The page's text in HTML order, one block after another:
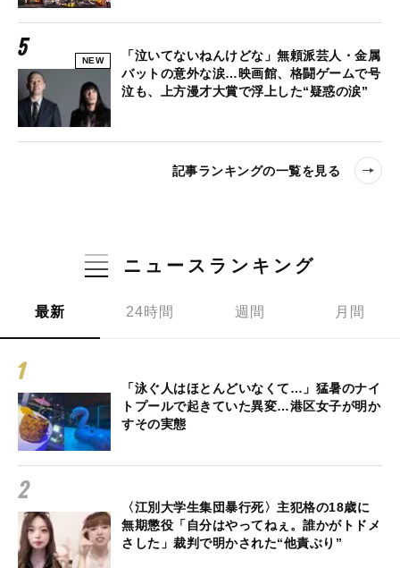
NEW
「泣いてないねんけどな」無頼派芸人・金属
バットの意外な涙…映画館、格闘ゲームで号
泣も、上方漫才大賞で浮上した“疑惑の涙”
記事ランキングの一覧を見る
ニュースランキング
最新 24時間 週間 月間
「泳ぐ人はほとんどいなくて…」猛暑のナイ
トプールで起きていた異変…港区女子が明か
すその実態
〈江別大学生集団暴行死〉主犯格の18歳に
無期懲役「自分はやってねぇ。誰かがトドメ
さした」裁判で明かされた“他責ぶり”